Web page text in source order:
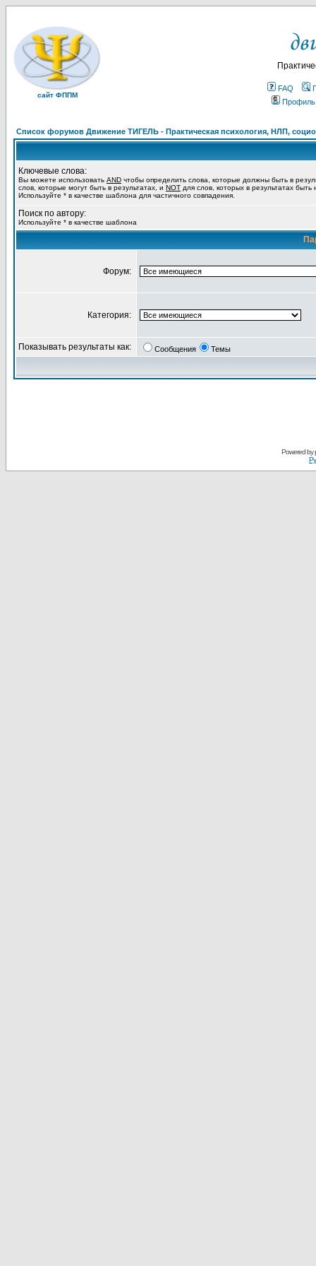
сайт ФППМ
FAQ
Профиль
Список форумов Движение ТИГЕЛЬ - Практическая психология, НЛП,
Ключевые слова:
Вы можете использовать AND чтобы определить слова, которые должны быть в
слов, которые могут быть в результатах, и NOT для слов, которых в результатах
Используйте * в качестве шаблона для частичного совпадения.
Поиск по автору:
Используйте * в качестве шаблона
Форум:
Категория:
Показывать результаты как: Сообщения Темы
Powered by